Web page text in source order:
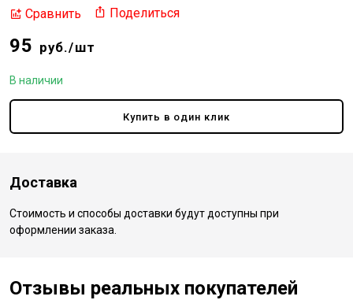
Сравнить Поделиться
95 руб./шт
В наличии
Купить в один клик
Доставка
Стоимость и способы доставки будут доступны при
оформлении заказа.
Отзывы реальных покупателей